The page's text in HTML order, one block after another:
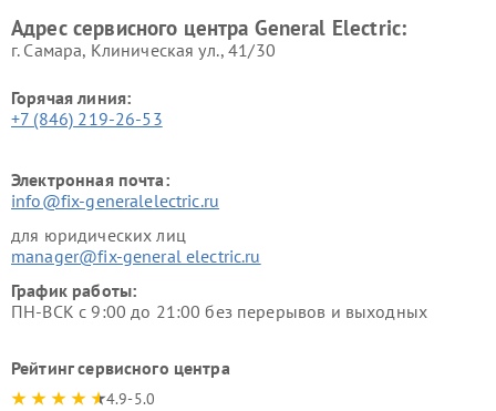
Адрес сервисного центра General Electric:
г. Самара, Клиническая ул., 41/30
Горячая линия:
+7 (846) 219-26-53
Электронная почта:
info@fix-generalelectric.ru
для юридических лиц
manager@fix-general electric.ru
График работы:
ПН-ВСК с 9:00 до 21:00 без перерывов и выходных
Рейтинг сервисного центра
4.9-5.0